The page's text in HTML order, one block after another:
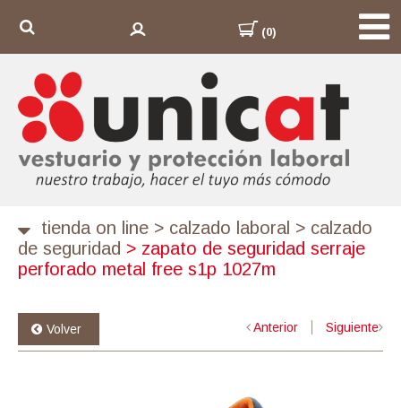
(0)
tienda on line > calzado laboral > calzado
de seguridad > zapato de seguridad serraje
perforado metal free s1p 1027m
Volver Anterior Siguiente